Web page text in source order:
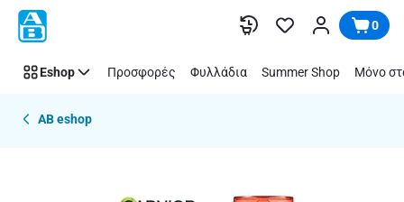
Παράλειψη 0
Eshop Προσφορές Φυλλάδια Summer Shop Μόνο
AB eshop